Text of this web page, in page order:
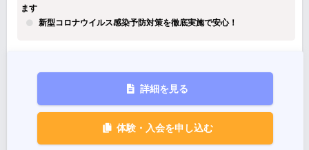
ます
新型コロナウイルス感染予防対策を徹底実施で安心！
詳細を見る
体験・入会を申し込む